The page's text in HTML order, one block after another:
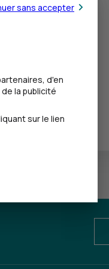
sans accepter
d'en
la publicité
sur le lien